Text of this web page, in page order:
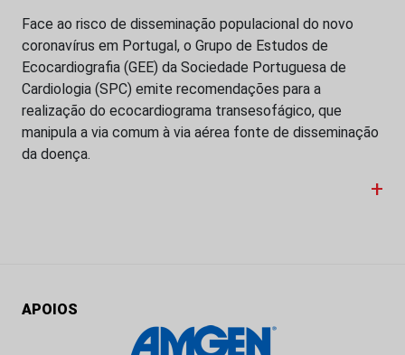
Face ao risco de disseminação populacional do novo
coronavírus em Portugal, o Grupo de Estudos de
Ecocardiografia (GEE) da Sociedade Portuguesa de
Cardiologia (SPC) emite recomendações para a
realização do ecocardiograma transesofágico, que
manipula a via comum à via aérea fonte de disseminação
da doença.
+
APOIOS